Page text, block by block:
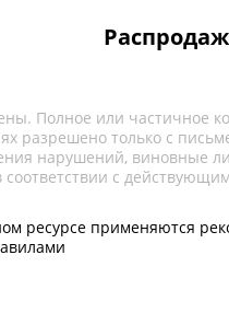
Полное или частичное
разрешено только с
нарушений, виновные
соответствии с
ресурсе применяются